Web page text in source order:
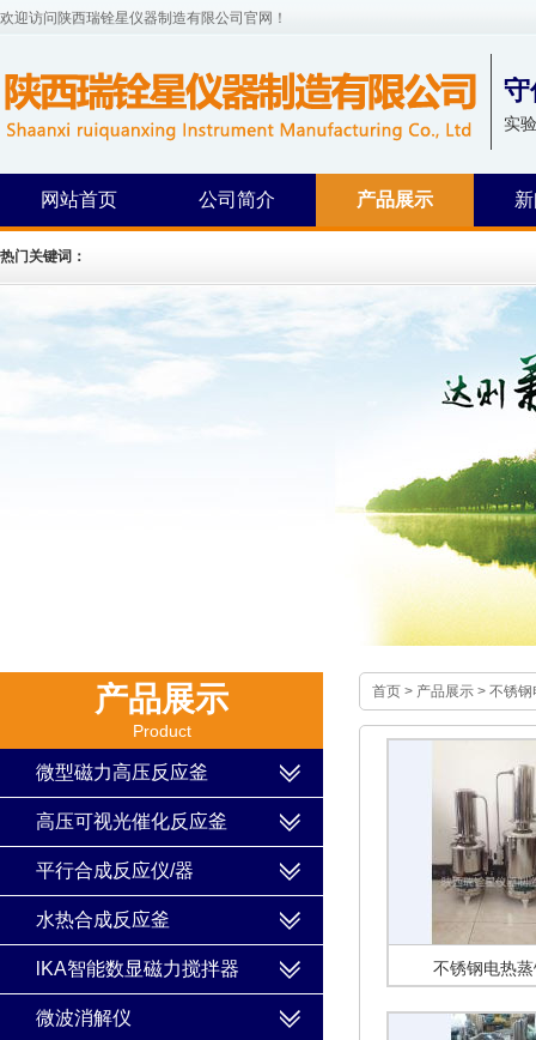
欢迎访问陕西瑞铨星仪器制造有限公司官网！
守
实
网站首页 公司简介 产品展示
热门关键词：
首页 > 产品展示 > 不锈钢
不锈钢电热
产品展示
Product
微型磁力高压反应釜
高压可视光催化反应釜
平行合成反应仪/器
水热合成反应釜
lKA智能数显磁力搅拌器
微波消解仪